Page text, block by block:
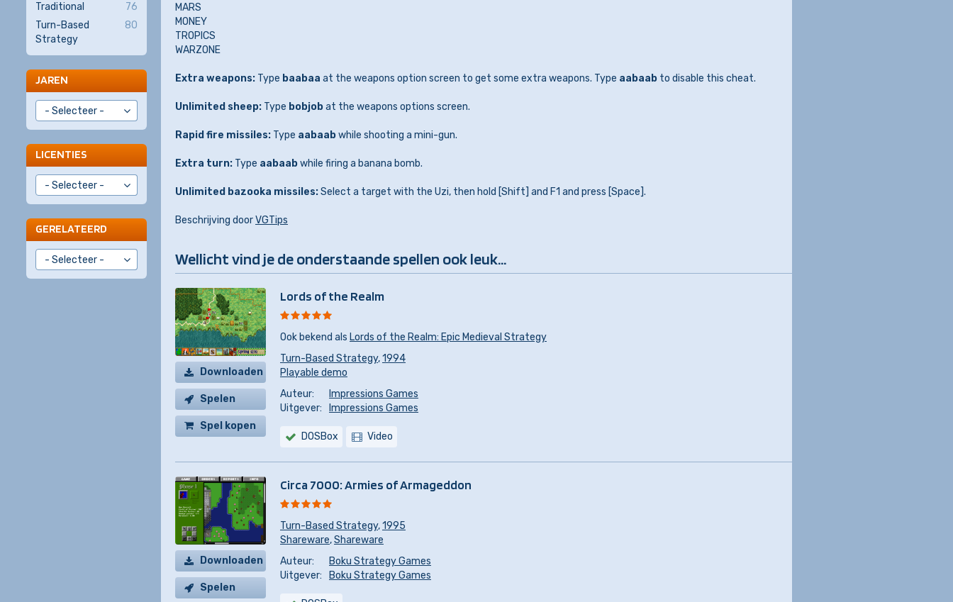
MARS
MONEY
TROPICS
WARZONE
Extra weapons: Type baabaa at the weapons option screen to get some extra weapons. Type aabaab to disable this cheat.
Unlimited sheep: Type bobjobat the weapons options screen.
Rapid fire missiles: Type aabaabwhile shooting a mini-gun.
Extra turn: Type aabaabwhile firing a banana bomb.
Unlimited bazooka missiles:Select a target with the Uzi, then hold [Shift] and F1 and press [Space].
Beschrijving doorVGTips
Wellicht vind je de onderstaande spellen ook leuk...
Downloaden
Spelen
Spel kopen
Lords of the Realm
Ook bekend als Lords of the Realm: Epic Medieval Strategy
Turn-Based Strategy,1994
Playable demo
Auteur:
Impressions Games
Uitgever:
Impressions Games
DOSBox Video
Downloaden
Spelen
Circa 7000: Armies of Armageddon
Turn-Based Strategy,1995
Shareware,Shareware
Auteur:
Boku Strategy Games
Uitgever:
Boku Strategy Games
Traditional
76
Turn-Based
Strategy
80
JAREN
LICENTIES
GERELATEERD